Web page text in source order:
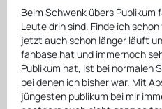
Beim Schwenk übers
Leute drin sind. Finde ich
jetzt auch schon länger läuft
fanbase hat und immernoch
Publikum hat, ist bei normalen
bei denen ich bisher war. Mit
jüngesten publikum bei mir